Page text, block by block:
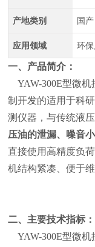
产地类别 国产
应用领域 环
一、产品简介：
YAW-300E型微机
制开发的适用于科
测仪器，与传统液
压油的泄漏、噪音
直接使用高精度负
机结构紧凑、便于
二、主要技术指标：
YAW-300E型微机